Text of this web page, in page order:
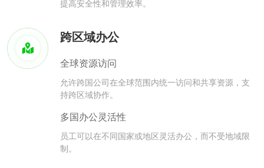
提高安全性和管理效率。
跨区域办公
全球资源访问
允许跨国公司在全球范围内统一访问和共享资源，支
持跨区域协作。
多国办公灵活性
员工可以在不同国家或地区灵活办公，而不受地域限
制。